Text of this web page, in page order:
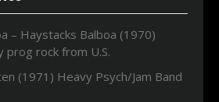
– Haystacks Balboa (1970)
prog rock from U.S.
(1971) Heavy Psych/Jam Band